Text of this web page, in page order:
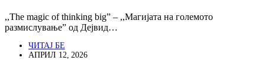
,,The magic of thinking big” – ,,Магијата на големото
размислување” од Дejвид…
ЧИТАЈ БЕ
АПРИЛ 12, 2026